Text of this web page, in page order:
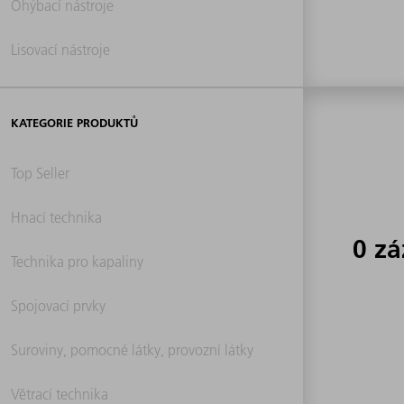
Ohýbací nástroje
Lisovací nástroje
KATEGORIE PRODUKTŮ
Top Seller
Hnací technika
Technika pro kapaliny
Spojovací prvky
Suroviny, pomocné látky, provozní látky
Větrací technika
0